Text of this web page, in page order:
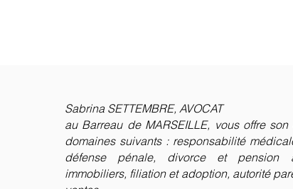
Sabrina SETTEMBRE, AVOCAT
au Barreau de MARSEILLE, vous offre
domaines suivants : responsabilité
défense pénale, divorce et pension
immobiliers, filiation et adoption, autorité